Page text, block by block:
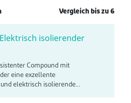
Vergleich bis zu 6
isolierender
Compound mit
eine exzellente
elektrisch isolierende